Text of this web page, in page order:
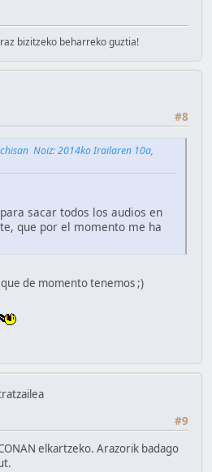
bizitzeko beharreko guztia!
#8
Noiz: 2014ko Irailaren 10a,
sacar todos los audios en
que por el momento me ha
de momento tenemos ;)
#9
elkartzeko. Arazorik badago